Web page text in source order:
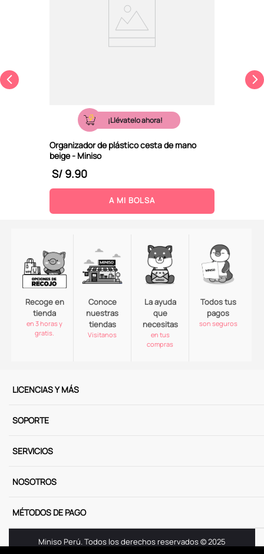
¡Llévatelo ahora!
Organizador de plástico cesta de mano
beige - Miniso
S/ 9.90
A MI BOLSA
Recoge en
tienda
en 3 horas y
gratis.
Conoce
nuestras
tiendas
Visitanos
La ayuda
que
necesitas
en tus
compras
Todos tus
pagos
son seguros
LICENCIAS Y MÁS
SOPORTE
SERVICIOS
NOSOTROS
MÉTODOS DE PAGO
Miniso Perú. Todos los derechos reservados © 2025